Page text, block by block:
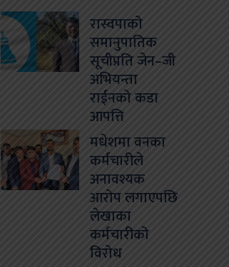
रास्वपाको
समानुपातिक
सूचीप्रति जेन–जी
अभियन्ता
राईनको कडा
आपत्ति
मधेशमा वनका
कर्मचारीले
अनावश्यक
आरोप लगाएपछि
लेखाका
कर्मचारीको
विरोध